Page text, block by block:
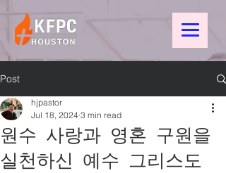
Post
원수 사랑과 영혼 구원을
실천하신 예수 그리스도
hjpastor
Jul 18, 2024 3 min read